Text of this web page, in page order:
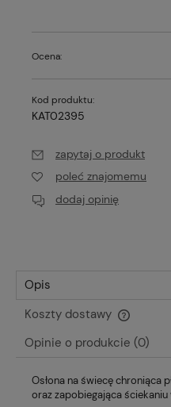
Ocena:
Kod produktu:
KAT02395
zapytaj o produkt
poleć znajomemu
dodaj opinię
Opis
Koszty dostawy
Cena nie zawiera
Opinie o produkcie (0)
Osłona na świecę chroniąca
oraz zapobiegająca ściekaniu